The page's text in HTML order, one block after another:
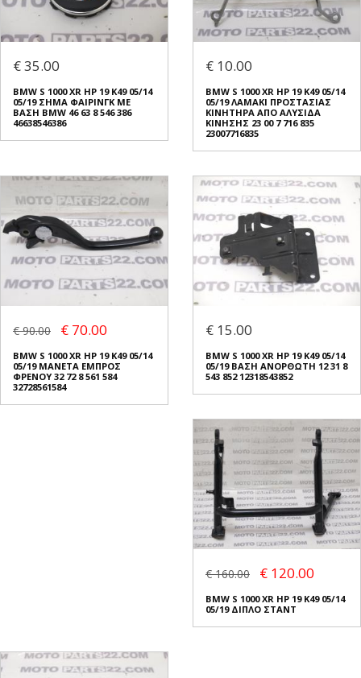
€ 35.00
BMW S 1000 XR HP 19 K49 05/14
05/19 ΣΗΜΑ ΦΑΙΡΙΝΓΚ ΜΕ
ΒΑΣΗ BMW 46 63 8 546 386
46638546386
€ 10.00
BMW S 1000 XR HP 19 K49 05/14
05/19 ΛΑΜΑΚΙ ΠΡΟΣΤΑΣΙΑΣ
ΚΙΝΗΤΗΡΑ ΑΠΟ ΑΛΥΣΙΔΑ
ΚΙΝΗΣΗΣ 23 00 7 716 835
23007716835
€ 90.00 € 70.00
BMW S 1000 XR HP 19 K49 05/14
05/19 ΜΑΝΕΤΑ ΕΜΠΡΟΣ
ΦΡΕΝΟΥ 32 72 8 561 584
32728561584
€ 15.00
BMW S 1000 XR HP 19 K49 05/14
05/19 ΒΑΣΗ ΑΝΟΡΘΩΤΗ 12 31 8
543 852 12318543852
€ 160.00 € 120.00
BMW S 1000 XR HP 19 K49 05/14
05/19 ΔΙΠΛΟ ΣΤΑΝΤ